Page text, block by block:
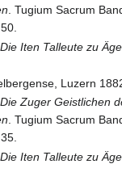
. Tugium Sacrum
50
Die Iten Talleute zu
Luzern
Die Zuger Geistlichen
. Tugium Sacrum
35.
Die Iten Talleute zu